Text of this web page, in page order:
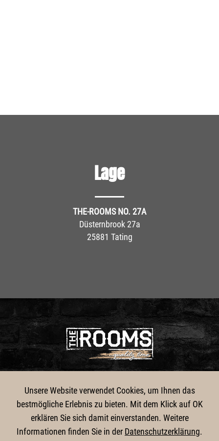
Lage
THE-ROOMS NO. 27A
Düsternbrook 27a
25881 Tating
© Copyright by THE ROOMS - All Rights Reserved
Unsere Website verwendet Cookies, um Ihnen das
bestmögliche Erlebnis zu bieten. Mit dem Klick auf OK
erklären Sie sich damit einverstanden. Weitere
Informationen finden Sie in der Datenschutzerklärung.